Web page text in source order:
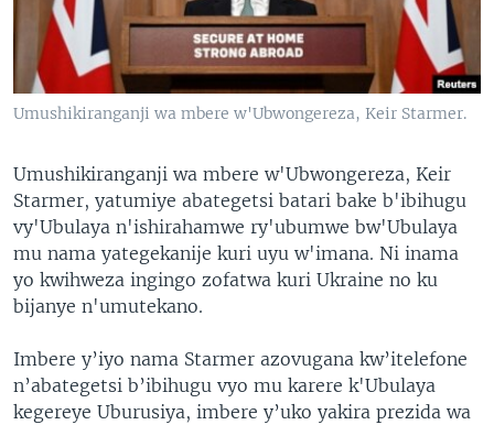
Umushikiranganji wa mbere w'Ubwongereza, Keir Starmer.
Umushikiranganji wa mbere w'Ubwongereza, Keir
Starmer, yatumiye abategetsi batari bake b'ibihugu
vy'Ubulaya n'ishirahamwe ry'ubumwe bw'Ubulaya
mu nama yategekanije kuri uyu w'imana. Ni inama
yo kwihweza ingingo zofatwa kuri Ukraine no ku
bijanye n'umutekano.
Imbere y’iyo nama Starmer azovugana kw’itelefone
n’abategetsi b’ibihugu vyo mu karere k'Ubulaya
kegereye Uburusiya, imbere y’uko yakira prezida wa